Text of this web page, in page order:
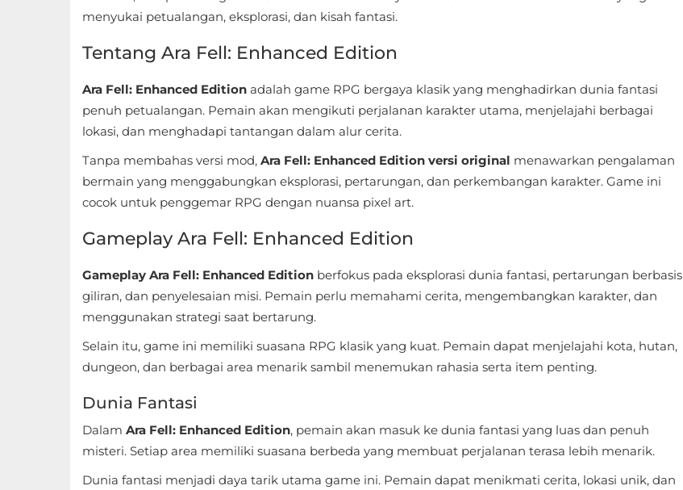
Simulation
Standalone
menyukai petualangan, eksplorasi, dan kisah fantasi.
Tentang Ara Fell: Enhanced Edition
Ara Fell: Enhanced Edition adalah game RPG bergaya klasik yang menghadirkan dunia fantasi
penuh petualangan. Pemain akan mengikuti perjalanan karakter utama, menjelajahi berbagai
lokasi, dan menghadapi tantangan dalam alur cerita.
Tanpa membahas versi mod, Ara Fell: Enhanced Edition versi original menawarkan pengalaman
bermain yang menggabungkan eksplorasi, pertarungan, dan perkembangan karakter. Game ini
cocok untuk penggemar RPG dengan nuansa pixel art.
Gameplay Ara Fell: Enhanced Edition
Gameplay Ara Fell: Enhanced Edition berfokus pada eksplorasi dunia fantasi, pertarungan berbasis
giliran, dan penyelesaian misi. Pemain perlu memahami cerita, mengembangkan karakter, dan
menggunakan strategi saat bertarung.
Selain itu, game ini memiliki suasana RPG klasik yang kuat. Pemain dapat menjelajahi kota, hutan,
dungeon, dan berbagai area menarik sambil menemukan rahasia serta item penting.
Dunia Fantasi
Dalam Ara Fell: Enhanced Edition, pemain akan masuk ke dunia fantasi yang luas dan penuh
misteri. Setiap area memiliki suasana berbeda yang membuat perjalanan terasa lebih menarik.
Dunia fantasi menjadi daya tarik utama game ini. Pemain dapat menikmati cerita, lokasi unik, dan